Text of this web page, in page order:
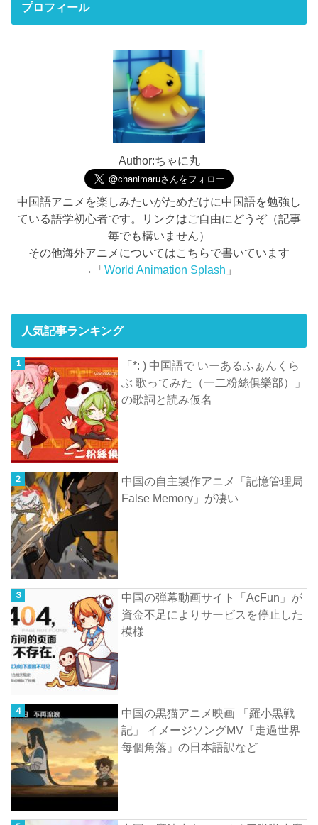
プロフィール
Author:ちゃに丸
中国語アニメを楽しみたいがためだけに中国語を勉強し
ている語学初心者です。リンクはご自由にどうぞ（記事
毎でも構いません）
その他海外アニメについてはこちらで書いています
→「World Animation Splash 」
人気記事ランキング
「*: ) 中国語で いーあるふぁんくら
ぶ 歌ってみた（一二粉絲俱樂部）」
の歌詞と読み仮名
中国の自主製作アニメ「記憶管理局
False Memory」が凄い
中国の弾幕動画サイト「AcFun」が
資金不足によりサービスを停止した
模様
中国の黒猫アニメ映画 「羅小黒戦
記」 イメージソングMV『走過世界
每個角落』の日本語訳など